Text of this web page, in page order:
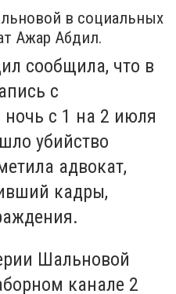
в социальных
Ажар Абдил.
сообщила, что в
с
ночь с 1 на 2 июля
убийство
адвокат,
кадры,
Шальновой
канале 2